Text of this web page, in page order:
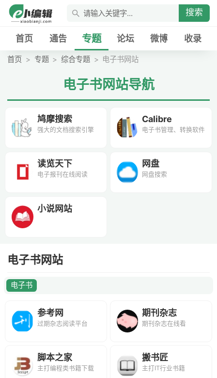
搜索
首页 通告 专题 论坛 微博 收录
首页 专题 综合专题 电子书网站
电子书网站导航
鸠摩搜索
强大的文档搜索引擎
Calibre
电子书管理、转换软件
读览天下
电子报刊在线阅读
网盘
网盘搜索
小说网站
电子书网站
电子书
参考网
过期杂志阅读平台
期刊杂志
期刊杂志在线看
脚本之家
主打编程类书籍下载
搬书匠
主打IT行业书籍